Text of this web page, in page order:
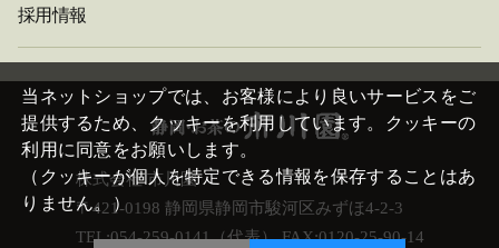
採用情報
株式会社 市川園
〒421-0198 静岡県静岡市駿河区みずほ4-2-3
TEL:054-259-0141（代表） FAX:0120-25-90-14
当ネットショップでは、お客様により良いサービスをご
提供するため、クッキーを利用しています。クッキーの
利用に同意をお願いします。
（クッキーが個人を特定できる情報を保存することはあ
りません。）
閉
じ
る